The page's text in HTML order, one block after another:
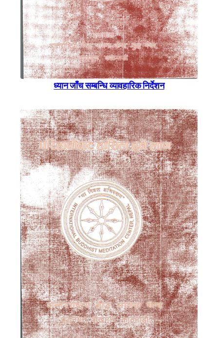
ध्यान जाँच सम्बन्धि व्यावहारिक निर्देशन